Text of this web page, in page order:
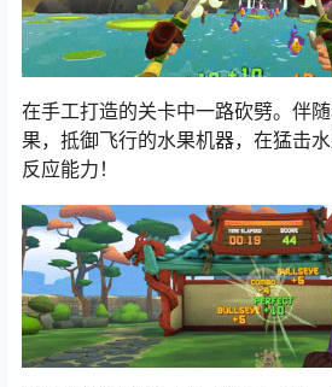
在手工打造的关卡中一路砍劈。伴
果，抵御飞行的水果机器，在猛击
反应能力！